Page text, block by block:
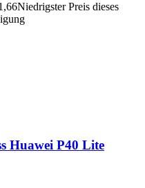
Niedrigster Preis dieses
Huawei P40 Lite